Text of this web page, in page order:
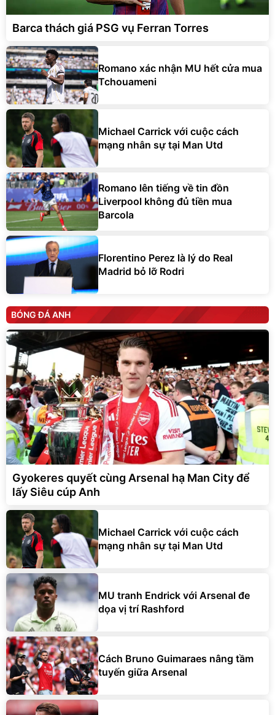
Barca thách giá PSG vụ Ferran Torres
Romano xác nhận MU hết cửa mua
Tchouameni
Michael Carrick với cuộc cách
mạng nhân sự tại Man Utd
Romano lên tiếng về tin đồn
Liverpool không đủ tiền mua
Barcola
Florentino Perez là lý do Real
Madrid bỏ lỡ Rodri
BÓNG ĐÁ ANH
Gyokeres quyết cùng Arsenal hạ Man City để
lấy Siêu cúp Anh
Michael Carrick với cuộc cách
mạng nhân sự tại Man Utd
MU tranh Endrick với Arsenal đe
dọa vị trí Rashford
Cách Bruno Guimaraes nâng tầm
tuyến giữa Arsenal